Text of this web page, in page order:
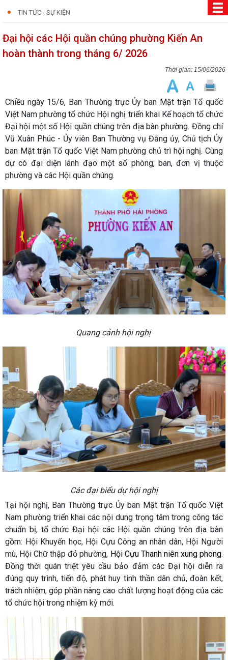
TIN TỨC - SỰ KIỆN
Đại hội các Hội quần chúng phường Kiến An
hoàn thành trong tháng 6/ 2026
15/06/2026
Chiều ngày 15/6, Ban Thường trực Ủy ban Mặt trận Tổ quốc
Việt Nam phường tổ chức Hội nghị triển khai Kế hoạch tổ chức
Đại hội một số Hội quần chúng trên địa bàn phường. Đồng chí
Vũ Xuân Phúc - Ủy viên Ban Thường vụ Đảng ủy, Chủ tịch Ủy
ban Mặt trận Tổ quốc Việt Nam phường chủ trì hội nghị. Cùng
dự có đại diện lãnh đạo một số phòng, ban, đơn vị thuộc
phường và các Hội quần chúng.
Quang cảnh hội nghị
Các đại biểu dự hội nghị
Tại hội nghị, Ban Thường trực Ủy ban Mặt trận Tổ quốc Việt
Nam phường triển khai các nội dung trọng tâm trong công tác
chuẩn bị, tổ chức Đại hội các Hội quần chúng trên địa bàn
gồm: Hội Khuyến học, Hội Cựu Công an nhân dân, Hội Người
mù, Hội Chữ thập đỏ phường, Hội Cựu Thanh niên xung phong.
Đồng thời quán triệt yêu cầu bảo đảm các Đại hội diễn ra
đúng quy trình, tiến độ, phát huy tinh thần dân chủ, đoàn kết,
trách nhiệm, góp phần nâng cao chất lượng hoạt động của các
tổ chức hội trong nhiệm kỳ mới.